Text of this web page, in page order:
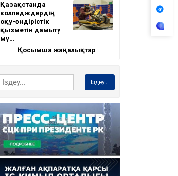
Қазақстанда
колледждердің
оқу-өндірістік
қызметін дамыту
мү…
Қосымша жаңалықтар
Іздеу...